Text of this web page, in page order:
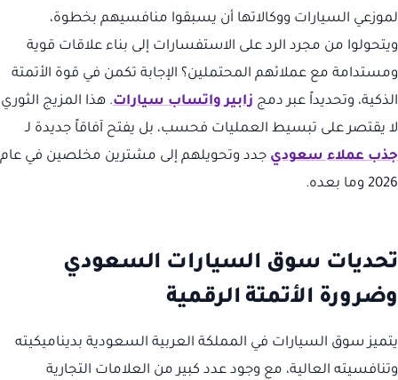
لموزعي السيارات ووكالاتها أن يسبقوا منافسيهم بخطوة،
ويتحولوا من مجرد الرد على الاستفسارات إلى بناء علاقات قوية
ومستدامة مع عملائهم المحتملين؟ الإجابة تكمن في قوة الأتمتة
الذكية، وتحديداً عبر دمج زابير واتساب سيارات. هذا المزيج الثوري
لا يقتصر على تبسيط العمليات فحسب، بل يفتح آفاقاً جديدة لـ
جذب عملاء سعودي جدد وتحويلهم إلى مشترين مخلصين في عام
2026 وما بعده.
تحديات سوق السيارات السعودي
وضرورة الأتمتة الرقمية
يتميز سوق السيارات في المملكة العربية السعودية بديناميكيته
وتنافسيته العالية، مع وجود عدد كبير من العلامات التجارية